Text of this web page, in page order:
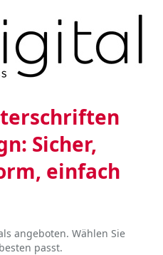
Sicher,
einfach
angeboten. Wählen Sie
passt.